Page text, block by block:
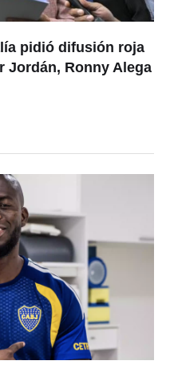
pidió difusión roja
Jordán, Ronny Alega